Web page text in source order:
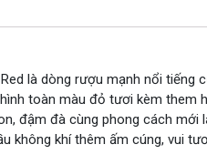
là dòng rượu mạnh nổi
toàn màu đỏ tươi kèm them
đậm đà cùng phong cách mới
không khí thêm ấm cúng, vui